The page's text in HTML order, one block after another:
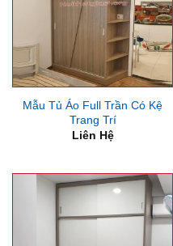
Mẫu Tủ Áo Full Trần Có Kệ
Trang Trí
Liên Hệ